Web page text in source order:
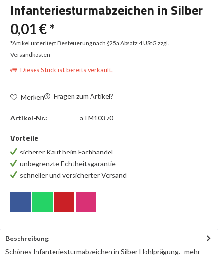
Infanteriesturmabzeichen in Silber
0,01 € *
*Artikel unterliegt Besteuerung nach §25a Absatz 4 UStG zzgl.
Versandkosten
Dieses Stück ist bereits verkauft.
Merken Fragen zum Artikel?
Artikel-Nr.: aTM10370
Vorteile
sicherer Kauf beim Fachhandel
unbegrenzte Echtheitsgarantie
schneller und versicherter Versand
Beschreibung
Schönes Infanteriesturmabzeichen in Silber Hohlprägung. mehr